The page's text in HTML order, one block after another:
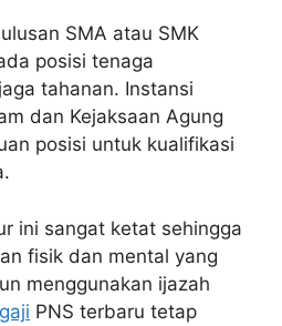
SMA atau SMK
posisi tenaga
tahanan. Instansi
dan Kejaksaan Agung
posisi untuk kualifikasi
ini sangat ketat sehingga
fisik dan mental yang
menggunakan ijazah
gaji PNS terbaru tetap